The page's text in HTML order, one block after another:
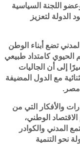
اللجنة السياسية
لتعزيز
تضع أبناء الوطن
الحيوي كامتداد طبيعي
إلى أن الجاليات
مع الدول المضيفة
مصر.
والأفكار التي من
الوطني،
المدني والكوادر
نحو التنمية